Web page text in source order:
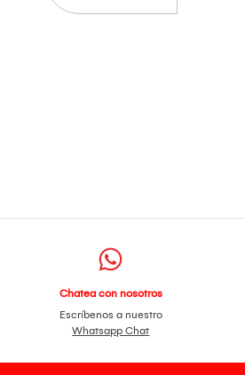
Chatea con nosotros
Escríbenos a nuestro
Whatsapp Chat